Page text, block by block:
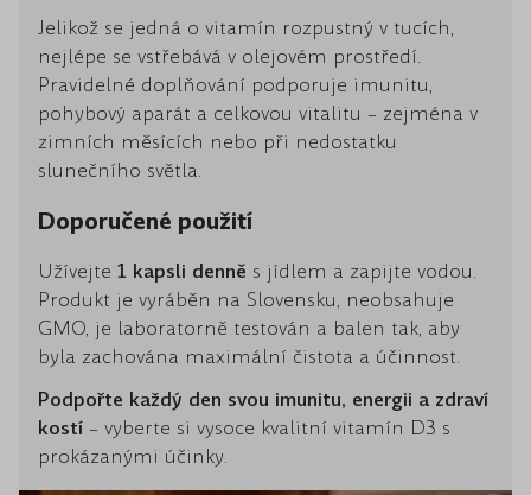
Jelikož se jedná o vitamín rozpustný v tucích,
nejlépe se vstřebává v olejovém prostředí.
Pravidelné doplňování podporuje imunitu,
pohybový aparát a celkovou vitalitu – zejména v
zimních měsících nebo při nedostatku
slunečního světla.
Doporučené použití
Užívejte 1 kapsli denně s jídlem a zapijte vodou.
Produkt je vyráběn na Slovensku, neobsahuje
GMO, je laboratorně testován a balen tak, aby
byla zachována maximální čistota a účinnost.
Podpořte každý den svou imunitu, energii a zdraví
kostí – vyberte si vysoce kvalitní vitamín D3 s
prokázanými účinky.